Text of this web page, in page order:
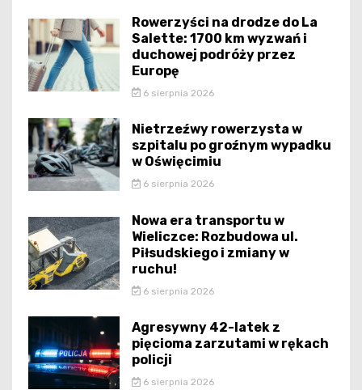
Rowerzyści na drodze do La
Salette: 1700 km wyzwań i
duchowej podróży przez
Europę
6 sierpnia 2026
Nietrzeźwy rowerzysta w
szpitalu po groźnym wypadku
w Oświęcimiu
6 sierpnia 2026
Nowa era transportu w
Wieliczce: Rozbudowa ul.
Piłsudskiego i zmiany w
ruchu!
6 sierpnia 2026
Agresywny 42-latek z
pięcioma zarzutami w rękach
policji
6 sierpnia 2026